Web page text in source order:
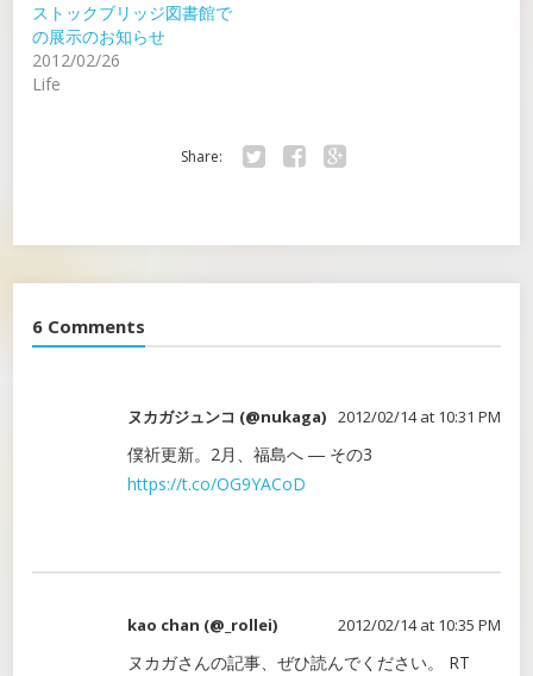
ストックブリッジ図書館で
の展示のお知らせ
2012/02/26
Life
Share:
6 Comments
ヌカガジュンコ (@nukaga) 2012/02/14 at 10:31 PM
僕祈更新。2月、福島へ ― その3
https://t.co/OG9YACoD
kao chan (@_rollei) 2012/02/14 at 10:35 PM
ヌカガさんの記事、ぜひ読んでください。 RT